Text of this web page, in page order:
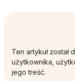
Ten artykuł
użytkownika,
jego treść.